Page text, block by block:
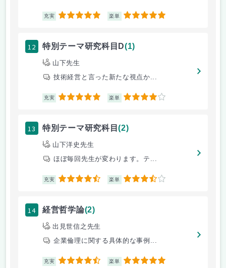
充実 5 楽単 5
12 特別テーマ研究科目D(1)
山下先生
技術経営と言った新たな視点か...
充実 5 楽単 4
13 特別テーマ研究科目(2)
山下洋史先生
ほぼ毎回先生が変わります。テ...
充実 4.5 楽単 3.5
14 経営哲学論(2)
出見世信之先生
企業倫理に関する具体的な事例...
充実 4.5 楽単 5